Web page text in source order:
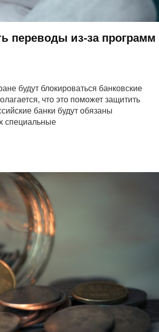
переводы из-за программ
будут блокироваться банковские
что это поможет защитить
банки будут обязаны
специальные